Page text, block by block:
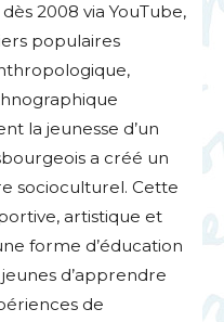
2008 via YouTube,
populaires
la jeunesse d’un
a créé un
socioculturel. Cette
artistique et
forme d’éducation
d’apprendre
de